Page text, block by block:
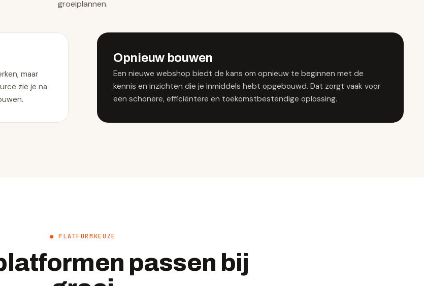
groeiplannen.
maar
zie je na
Opnieuw bouwen
Een nieuwe webshop biedt de kans om opnieuw te beginnen met de
kennis en inzichten die je inmiddels hebt opgebouwd. Dat zorgt vaak voor
een schonere, efficiëntere en toekomstbestendige oplossing.
● PLATFORMKEUZE
passen bij